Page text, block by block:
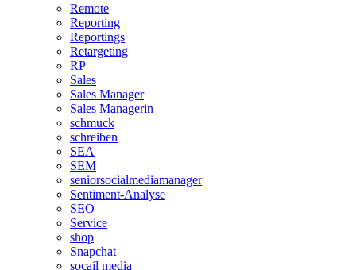
Remote
Reporting
Reportings
Retargeting
RP
Sales
Sales Manager
Sales Managerin
schmuck
schreiben
SEA
SEM
seniorsocialmediamanager
Sentiment-Analyse
SEO
Service
shop
Snapchat
socail media